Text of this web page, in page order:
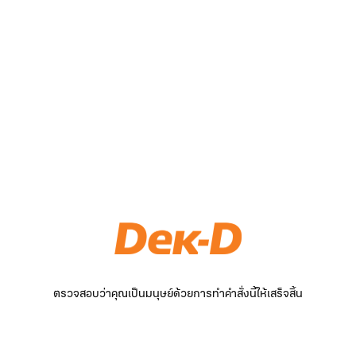
ตรวจสอบว่าคุณเป็นมนุษย์ด้วยการทำคำสั่งนี้ให้เสร็จสิ้น